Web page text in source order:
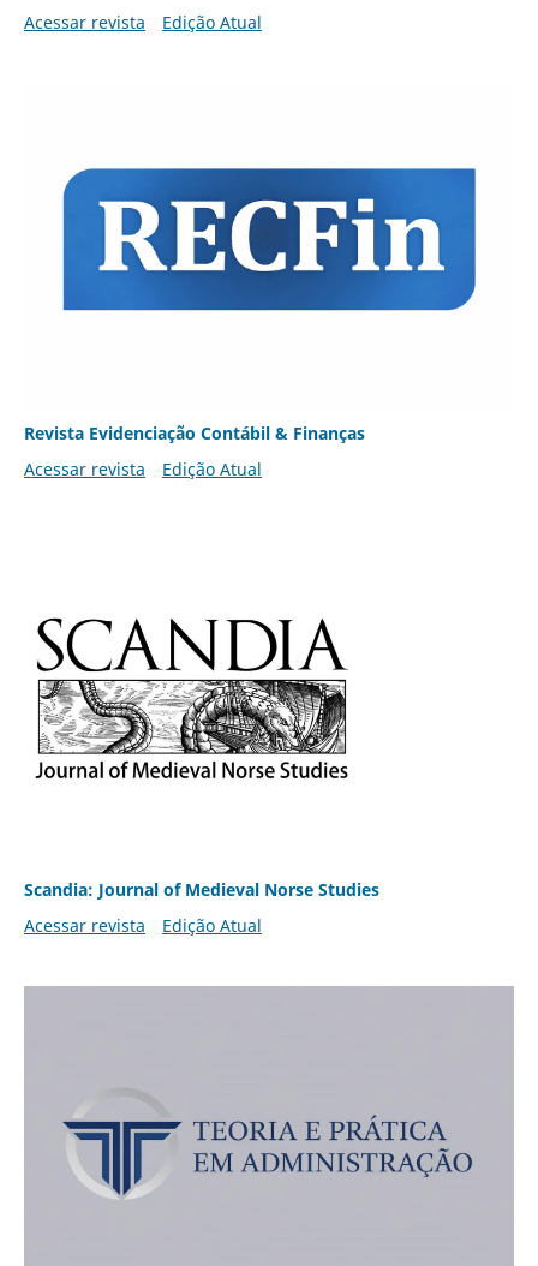
Acessar revista
Edição Atual
Revista Evidenciação Contábil & Finanças
Acessar revista
Edição Atual
Scandia: Journal of Medieval Norse Studies
Acessar revista
Edição Atual